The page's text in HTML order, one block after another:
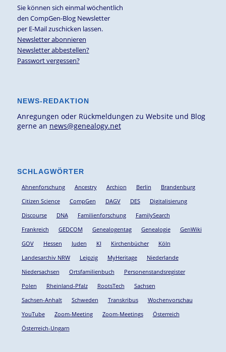
Sie können sich einmal wöchentlich
den CompGen-Blog Newsletter
per E-Mail zuschicken lassen.
Newsletter abonnieren
Newsletter abbestellen?
Passwort vergessen?
NEWS-REDAKTION
Anregungen oder Rückmeldungen zu Website und Blog
gerne an news@genealogy.net
SCHLAGWÖRTER
Ahnenforschung Ancestry Archion Berlin
Brandenburg
Citizen Science
CompGen DAGV DES
Digitalisierung
Discourse
DNA Familienforschung
FamilySearch
Frankreich
GEDCOM Genealogentag Genealogie
GenWiki
GOV
Hessen Juden KI Kirchenbücher
Köln
Landesarchiv NRW
Leipzig MyHeritage
Niederlande
Niedersachsen
Ortsfamilienbuch
Personenstandsregister
Polen
Rheinland-Pfalz RootsTech
Sachsen
Sachsen-Anhalt
Schweden Transkribus
Wochenvorschau
YouTube
Zoom-Meeting Zoom-Meetings
Österreich
Österreich-Ungarn